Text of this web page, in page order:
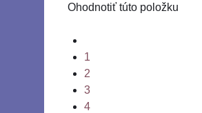
Ohodnotiť túto položku
1
2
3
4